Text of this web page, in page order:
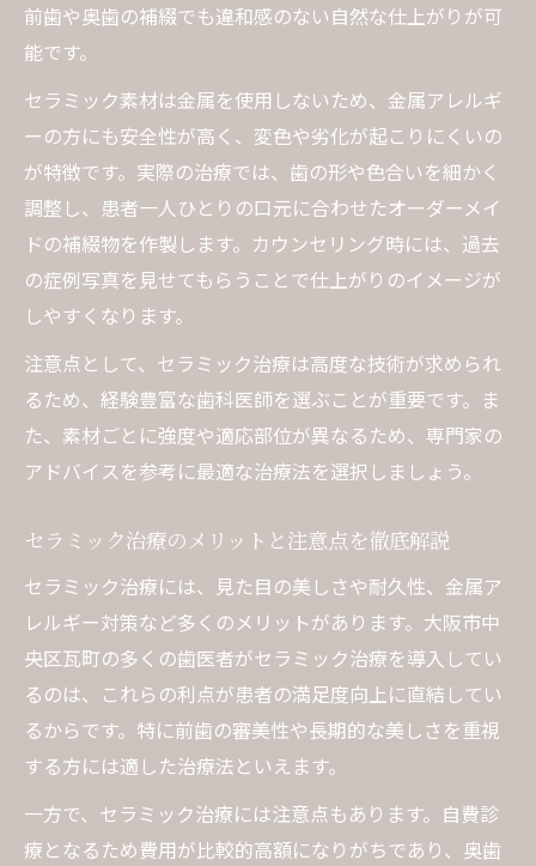
前歯や奥歯の補綴でも違和感のない自然な仕上がりが可
能です。
セラミック素材は金属を使用しないため、金属アレルギ
ーの方にも安全性が高く、変色や劣化が起こりにくいの
が特徴です。実際の治療では、歯の形や色合いを細かく
調整し、患者一人ひとりの口元に合わせたオーダーメイ
ドの補綴物を作製します。カウンセリング時には、過去
の症例写真を見せてもらうことで仕上がりのイメージが
しやすくなります。
注意点として、セラミック治療は高度な技術が求められ
るため、経験豊富な歯科医師を選ぶことが重要です。ま
た、素材ごとに強度や適応部位が異なるため、専門家の
アドバイスを参考に最適な治療法を選択しましょう。
セラミック治療のメリットと注意点を徹底解説
セラミック治療には、見た目の美しさや耐久性、金属ア
レルギー対策など多くのメリットがあります。大阪市中
央区瓦町の多くの歯医者がセラミック治療を導入してい
るのは、これらの利点が患者の満足度向上に直結してい
るからです。特に前歯の審美性や長期的な美しさを重視
する方には適した治療法といえます。
一方で、セラミック治療には注意点もあります。自費診
療となるため費用が比較的高額になりがちであり、奥歯